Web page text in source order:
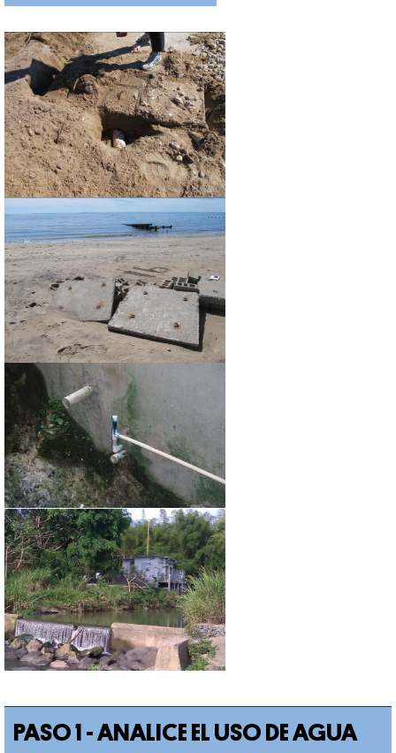
PASO 1 - ANALICE EL USO DE AGUA